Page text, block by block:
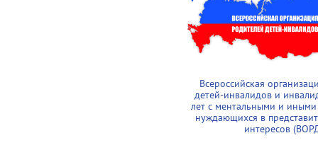
Всероссийская
детей-инвалидов и
лет с ментальными и
нуждающихся в
интересов